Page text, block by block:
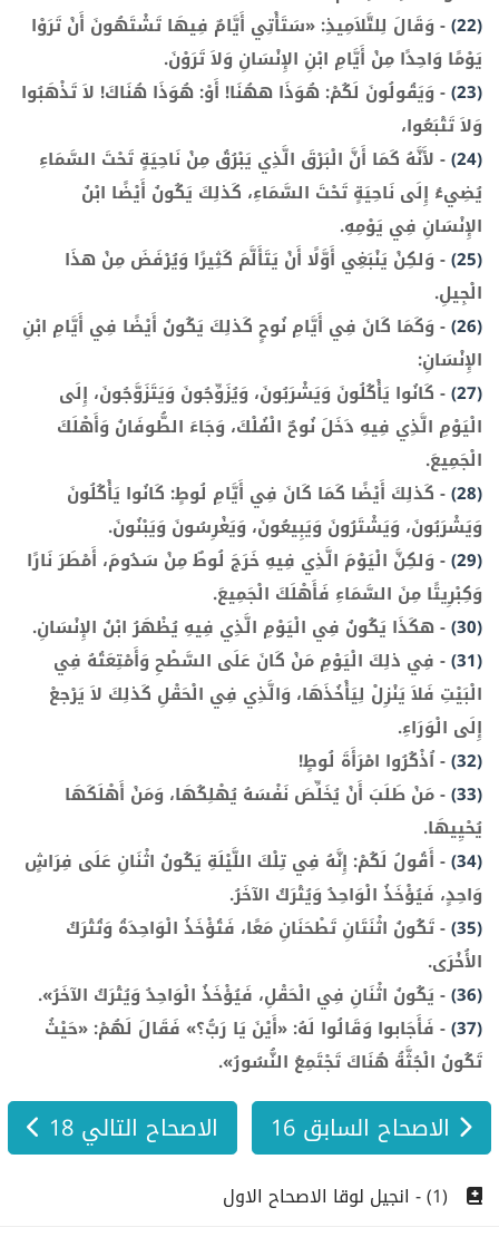
(22)
- وَقَالَ لِلتَّلاَمِيذِ: «سَتَأْتِي أَيَّامٌ فِيهَا تَشْتَهُونَ أَنْ تَرَوْا
يَوْمًا وَاحِدًا مِنْ أَيَّامِ ابْنِ الإِنْسَانِ وَلاَ تَرَوْنَ.
(23)
- وَيَقُولُونَ لَكُمْ: هُوَذَا ههُنَا! أَوْ: هُوَذَا هُنَاكَ! لاَ تَذْهَبُوا
وَلاَ تَتْبَعُوا،
(24)
- لأَنَّهُ كَمَا أَنَّ الْبَرْقَ الَّذِي يَبْرُقُ مِنْ نَاحِيَةٍ تَحْتَ السَّمَاءِ
يُضِيءُ إِلَى نَاحِيَةٍ تَحْتَ السَّمَاءِ، كَذلِكَ يَكُونُ أَيْضًا ابْنُ
الإِنْسَانِ فِي يَوْمِهِ.
(25)
- وَلكِنْ يَنْبَغِي أَوَّلًا أَنْ يَتَأَلَّمَ كَثِيرًا وَيُرْفَضَ مِنْ هذَا
الْجِيلِ.
(26)
- وَكَمَا كَانَ فِي أَيَّامِ نُوحٍ كَذلِكَ يَكُونُ أَيْضًا فِي أَيَّامِ ابْنِ
الإِنْسَانِ:
(27)
- كَانُوا يَأْكُلُونَ وَيَشْرَبُونَ، وَيُزَوِّجُونَ وَيَتَزَوَّجُونَ، إِلَى
الْيَوْمِ الَّذِي فِيهِ دَخَلَ نُوحٌ الْفُلْكَ، وَجَاءَ الطُّوفَانُ وَأَهْلَكَ
الْجَمِيعَ.
(28)
- كَذلِكَ أَيْضًا كَمَا كَانَ فِي أَيَّامِ لُوطٍ: كَانُوا يَأْكُلُونَ
وَيَشْرَبُونَ، وَيَشْتَرُونَ وَيَبِيعُونَ، وَيَغْرِسُونَ وَيَبْنُونَ.
(29)
- وَلكِنَّ الْيَوْمَ الَّذِي فِيهِ خَرَجَ لُوطٌ مِنْ سَدُومَ، أَمْطَرَ نَارًا
وَكِبْرِيتًا مِنَ السَّمَاءِ فَأَهْلَكَ الْجَمِيعَ.
(30)
-هكَذَا يَكُونُ فِي الْيَوْمِ الَّذِي فِيهِ يُظْهَرُ ابْنُ الإِنْسَانِ.
(31)
- فِي ذلِكَ الْيَوْمِ مَنْ كَانَ عَلَى السَّطْحِ وَأَمْتِعَتُهُ فِي
الْبَيْتِ فَلاَ يَنْزِلْ لِيَأْخُذَهَا، وَالَّذِي فِي الْحَقْلِ كَذلِكَ لاَ يَرْجعْ
إِلَى الْوَرَاءِ.
(32)
-اُذْكُرُوا امْرَأَةَ لُوطٍ!
(33)
-مَنْ طَلَبَ أَنْ يُخَلِّصَ نَفْسَهُ يُهْلِكُهَا، وَمَنْ أَهْلَكَهَا
يُحْيِيهَا.
(34)
- أَقُولُ لَكُمْ: إِنَّهُ فِي تِلْكَ اللَّيْلَةِ يَكُونُ اثْنَانِ عَلَى فِرَاشٍ
وَاحِدٍ، فَيُؤْخَذُ الْوَاحِدُ وَيُتْرَكُ الآخَرُ.
(35)
-تَكُونُ اثْنَتَانِ تَطْحَنَانِ مَعًا، فَتُؤْخَذُ الْوَاحِدَةُ وَتُتْرَكُ
الأُخْرَى.
(36)
- يَكُونُ اثْنَانِ فِي الْحَقْلِ، فَيُؤْخَذُ الْوَاحِدُ وَيُتْرَكُ الآخَرُ».
(37)
- فَأَجَابوا وَقَالُوا لَهُ: «أَيْنَ يَا رَبُّ؟» فَقَالَ لَهُمْ: «حَيْثُ
تَكُونُ الْجُثَّةُ هُنَاكَ تَجْتَمِعُ النُّسُورُ».
الاصحاح السابق 16 الاصحاح التالي 18
(1) - انجيل لوقا الاصحاح الاول